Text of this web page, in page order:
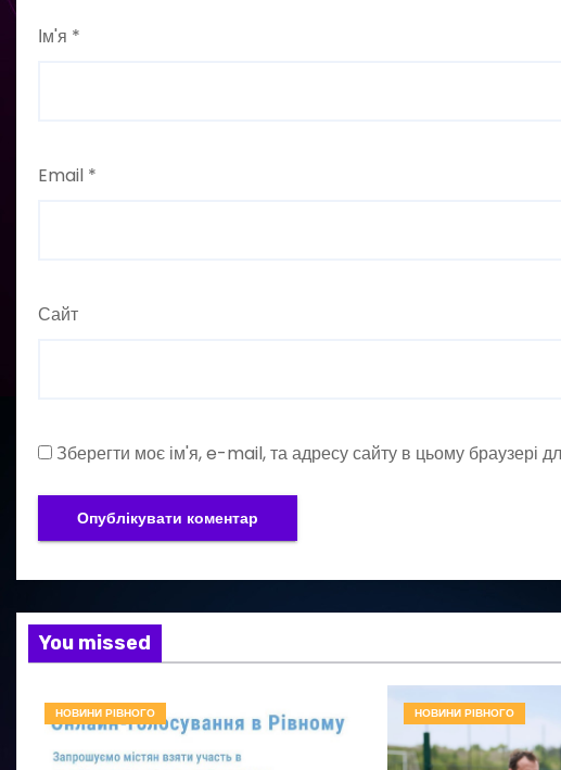
Ім'я *
Email *
Сайт
Зберегти моє ім'я, e-mail, та адресу сайту в цьому браузері
You missed
НОВИНИ РІВНОГО НОВИНИ РІВНОГО